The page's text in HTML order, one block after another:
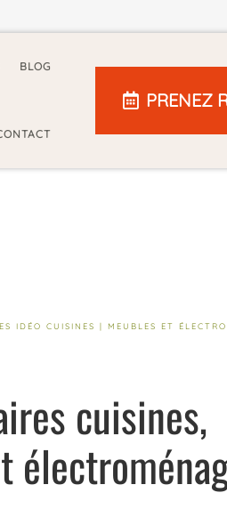
BLOG
PRENEZ
IDÉO CUISINES | MEUBLES ET
cuisines,